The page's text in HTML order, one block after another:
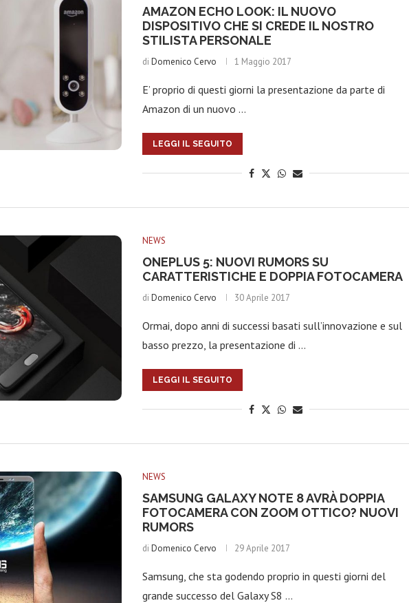
AMAZON ECHO LOOK: IL NUOVO
DISPOSITIVO CHE SI CREDE IL NOSTRO
STILISTA PERSONALE
di Domenico Cervo 1 Maggio 2017
E’ proprio di questi giorni la presentazione da parte di
Amazon di un nuovo …
LEGGI IL SEGUITO
NEWS
ONEPLUS 5: NUOVI RUMORS SU
CARATTERISTICHE E DOPPIA FOTOCAMERA
di Domenico Cervo 30 Aprile 2017
Ormai, dopo anni di successi basati sull’innovazione e sul
basso prezzo, la presentazione di …
LEGGI IL SEGUITO
NEWS
SAMSUNG GALAXY NOTE 8 AVRÀ DOPPIA
FOTOCAMERA CON ZOOM OTTICO? NUOVI
RUMORS
di Domenico Cervo 29 Aprile 2017
Samsung, che sta godendo proprio in questi giorni del
grande successo del Galaxy S8 …